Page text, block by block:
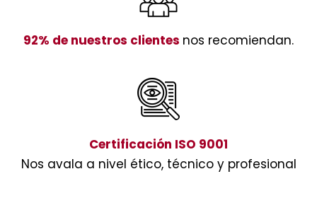
92% de nuestros clientes nos recomiendan.
Certificación ISO 9001
Nos avala a nivel ético, técnico y profesional